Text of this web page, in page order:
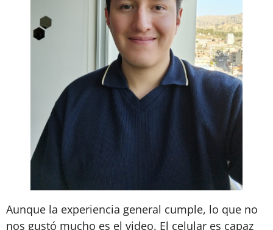
Aunque la experiencia general cumple, lo que no
nos gustó mucho es el video. El celular es capaz